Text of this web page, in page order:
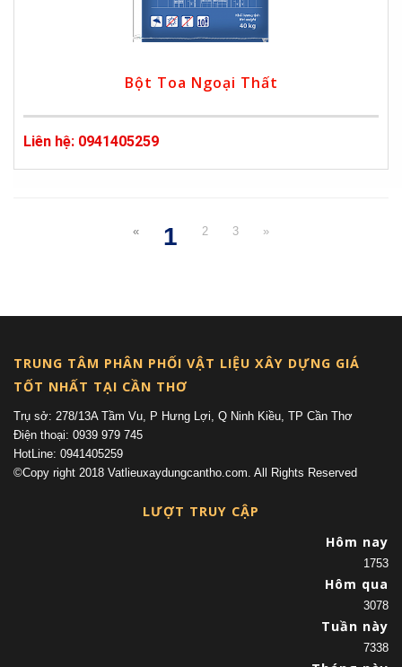
Bột Toa Ngoại Thất
Liên hệ: 0941405259
«
1
2 3 »
TRUNG TÂM PHÂN PHỐI VẬT LIỆU XÂY DỰNG GIÁ
TỐT NHẤT TẠI CẦN THƠ
Trụ sở: 278/13A Tầm Vu, P Hưng Lợi, Q Ninh Kiều, TP Cần Thơ
Điện thoại: 0939 979 745
HotLine: 0941405259
©Copy right 2018 Vatlieuxaydungcantho.com. All Rights Reserved
LƯỢT TRUY CẬP
Hôm nay
1753
Hôm qua
3078
Tuần này
7338